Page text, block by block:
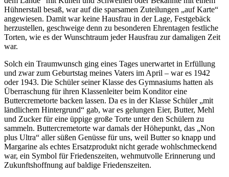
Hühnerstall besaß, war auf die sparsamen Zuteilungen
auf Karte
angewiesen. Damit war keine Hausfrau in der Lage, Festgebäck
herzustellen, geschweige denn zu besonderen Ehrentagen festliche
Torten, wie es der Wunschtraum jeder Hausfrau zur damaligen Zeit
war.
Solch ein Traumwunsch ging eines Tages unerwartet in Erfüllung
und zwar zum Geburtstag meines Vaters im April – war es 1942
oder 1943. Die Schüler seiner Klasse des Gymnasiums hatten als
Überraschung für ihren Klassenleiter beim Konditor eine
Buttercremetorte backen lassen. Da es in der Klasse Schüler mit
ländlichem Hintergrund
gab, war es gelungen Eier, Butter, Mehl
und Zucker für eine üppige große Torte unter den Schülern zu
sammeln. Buttercremetorte war damals der Höhepunkt, das
Non
plus Ultra
aller süßen Genüsse für uns, weil Butter so knapp und
Margarine als echtes Ersatzprodukt nicht gerade wohlschmeckend
war, ein Symbol für Friedenszeiten, wehmutvolle Erinnerung und
Zukunftshoffnung auf baldige Friedenszeiten.